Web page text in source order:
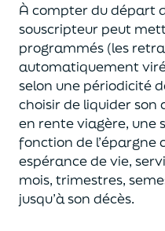
À compter du départ
souscripteur peut
programmés (les
automatiquement
selon une périodicité
choisirde liquider son
en rente viagère, une
fonction de l’épargne
espérance de vie,
mois, trimestres,
jusqu’à son décès.